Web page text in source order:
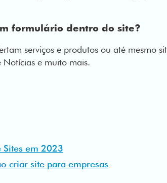
formulário dentro do site?
serviços e produtos ou até mesmo
Notícias e muito mais.
Sites em 2023
criar site para empresas